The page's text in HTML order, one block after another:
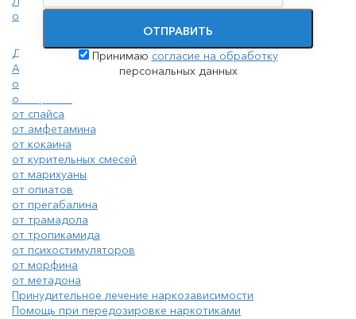
от героина
Детоксикация наркозависимых
Анонимное лечение наркомании
от солей
от героина
от спайса
от амфетамина
от кокаина
от курительных смесей
от марихуаны
от опиатов
от прегабалина
от трамадола
от тропикамида
от психостимуляторов
от морфина
от метадона
Принудительное лечение наркозависимости
Помощь при передозировке наркотиками
ОТПРАВИТЬ
Принимаю согласие на обработку
персональных данных